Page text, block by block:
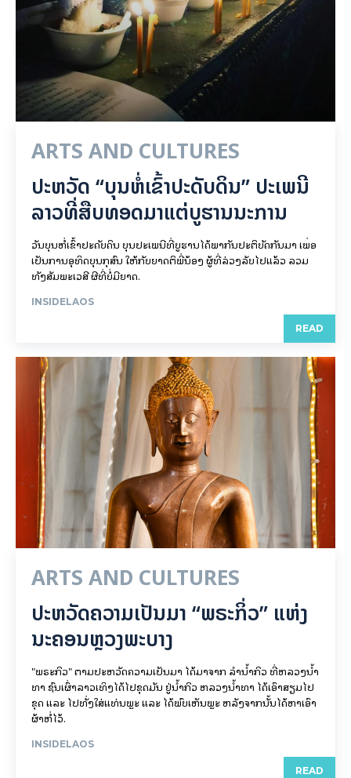
ARTS AND CULTURES
ປະຫວັດ “ບຸນຫໍ່ເຂົ້າປະດັບດິນ” ປະເພນີ
ລາວທີ່ສືບທອດມາແຕ່ບູຮານນະການ
ວັນບຸນຫໍ່ເຂົ້າປະດັບດິນ ບຸນປະເພນີທີ່ບູຮານໄດ້ພາກັນປະຕິບັດກັນມາ ເພື່ອ
ເປັນການອຸທິດບຸນກຸສົນ ໃຫ້ກັບຍາດຕິພີ່ນ້ອງ ຜູ້ທີ່ລ່ວງລັບໄປແລ້ວ ລວມ
ທັງສັມພະເວສີ ຜີທີ່ບໍ່ມີຍາດ.
INSIDELAOS
READ
ARTS AND CULTURES
ປະຫວັດຄວາມເປັນມາ “ພຣະກິ່ວ” ແຫ່ງ
ນະຄອນຫຼວງພະບາງ
"ພຣະກິວ" ຕາມປະຫວັດຄວາມເປັນມາ ໄດ້ມາຈາກ ລຳນ້ຳກິວ ທີ່ຫລວງນ້ຳ
ທາ ຊົນເຜົ່າລາວເທິງໄດ້ໄປຂຸດມັນ ຢູ່ນ້ຳກິວ ຫລວງນ້ຳທາ ໄດ້ເອົາສຽມໄປ
ຂຸດ ແລະ ໄປທັ່ງໃສ່ແທ່ນພຼະ ແລະ ໄດ້ພົບເຫັນພຼະ ຫລັງຈາກນັ້ນໄດ້ຫາເອົາ
ຜ້າຫໍ່ໄວ້.
INSIDELAOS
READ